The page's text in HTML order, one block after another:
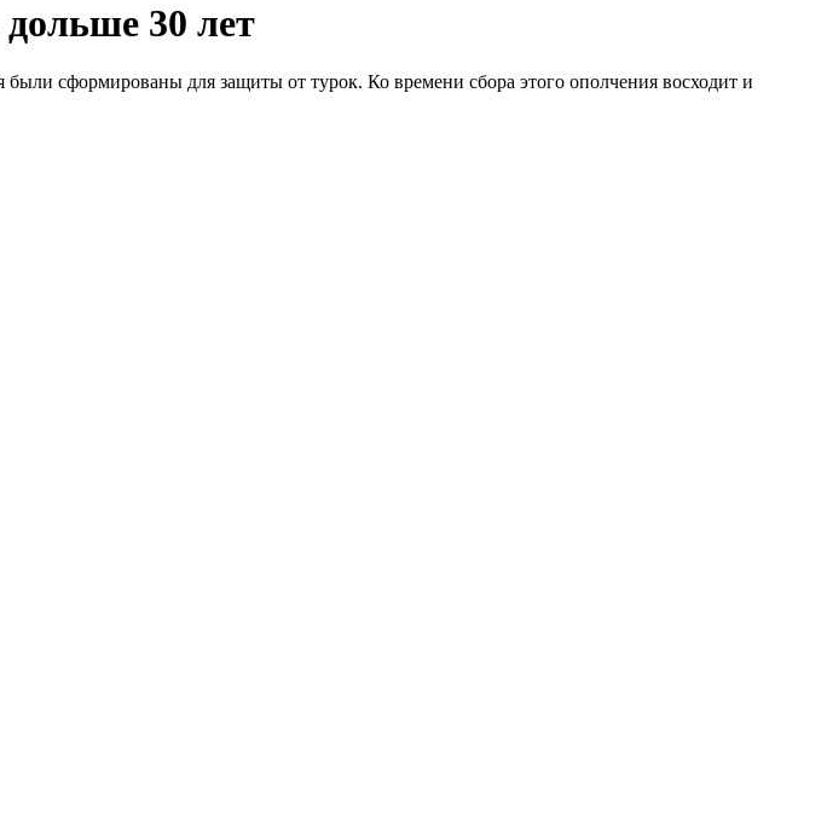
30 лет
сформированы для защиты от турок. Ко времени сбора этого ополчения восходит и